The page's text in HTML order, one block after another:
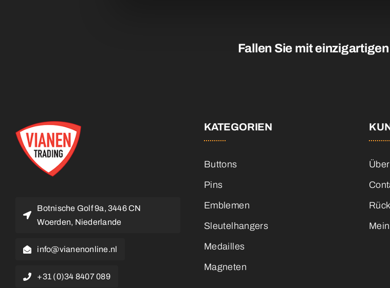
Fallen Sie mit einzigartigen
Botnische Golf 9a, 3446 CN
Woerden, Niederlande
info@vianenonline.nl
+31 (0)34 8407 089
KATEGORIEN
Buttons
Pins
Emblemen
Sleutelhangers
Medailles
Magneten